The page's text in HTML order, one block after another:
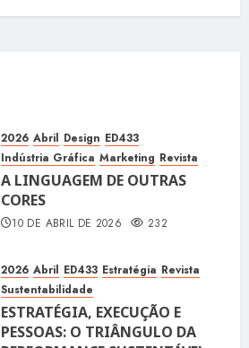
2026 Abril Design ED433
Indústria Gráfica Marketing Revista
A LINGUAGEM DE OUTRAS
CORES
10 DE ABRIL DE 2026 232
2026 Abril ED433 Estratégia Revista
Sustentabilidade
ESTRATÉGIA, EXECUÇÃO E
PESSOAS: O TRIÂNGULO DA